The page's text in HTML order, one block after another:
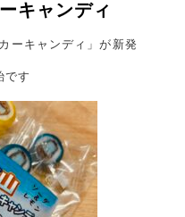
キャンディ
ーキャンディ」が新発
です